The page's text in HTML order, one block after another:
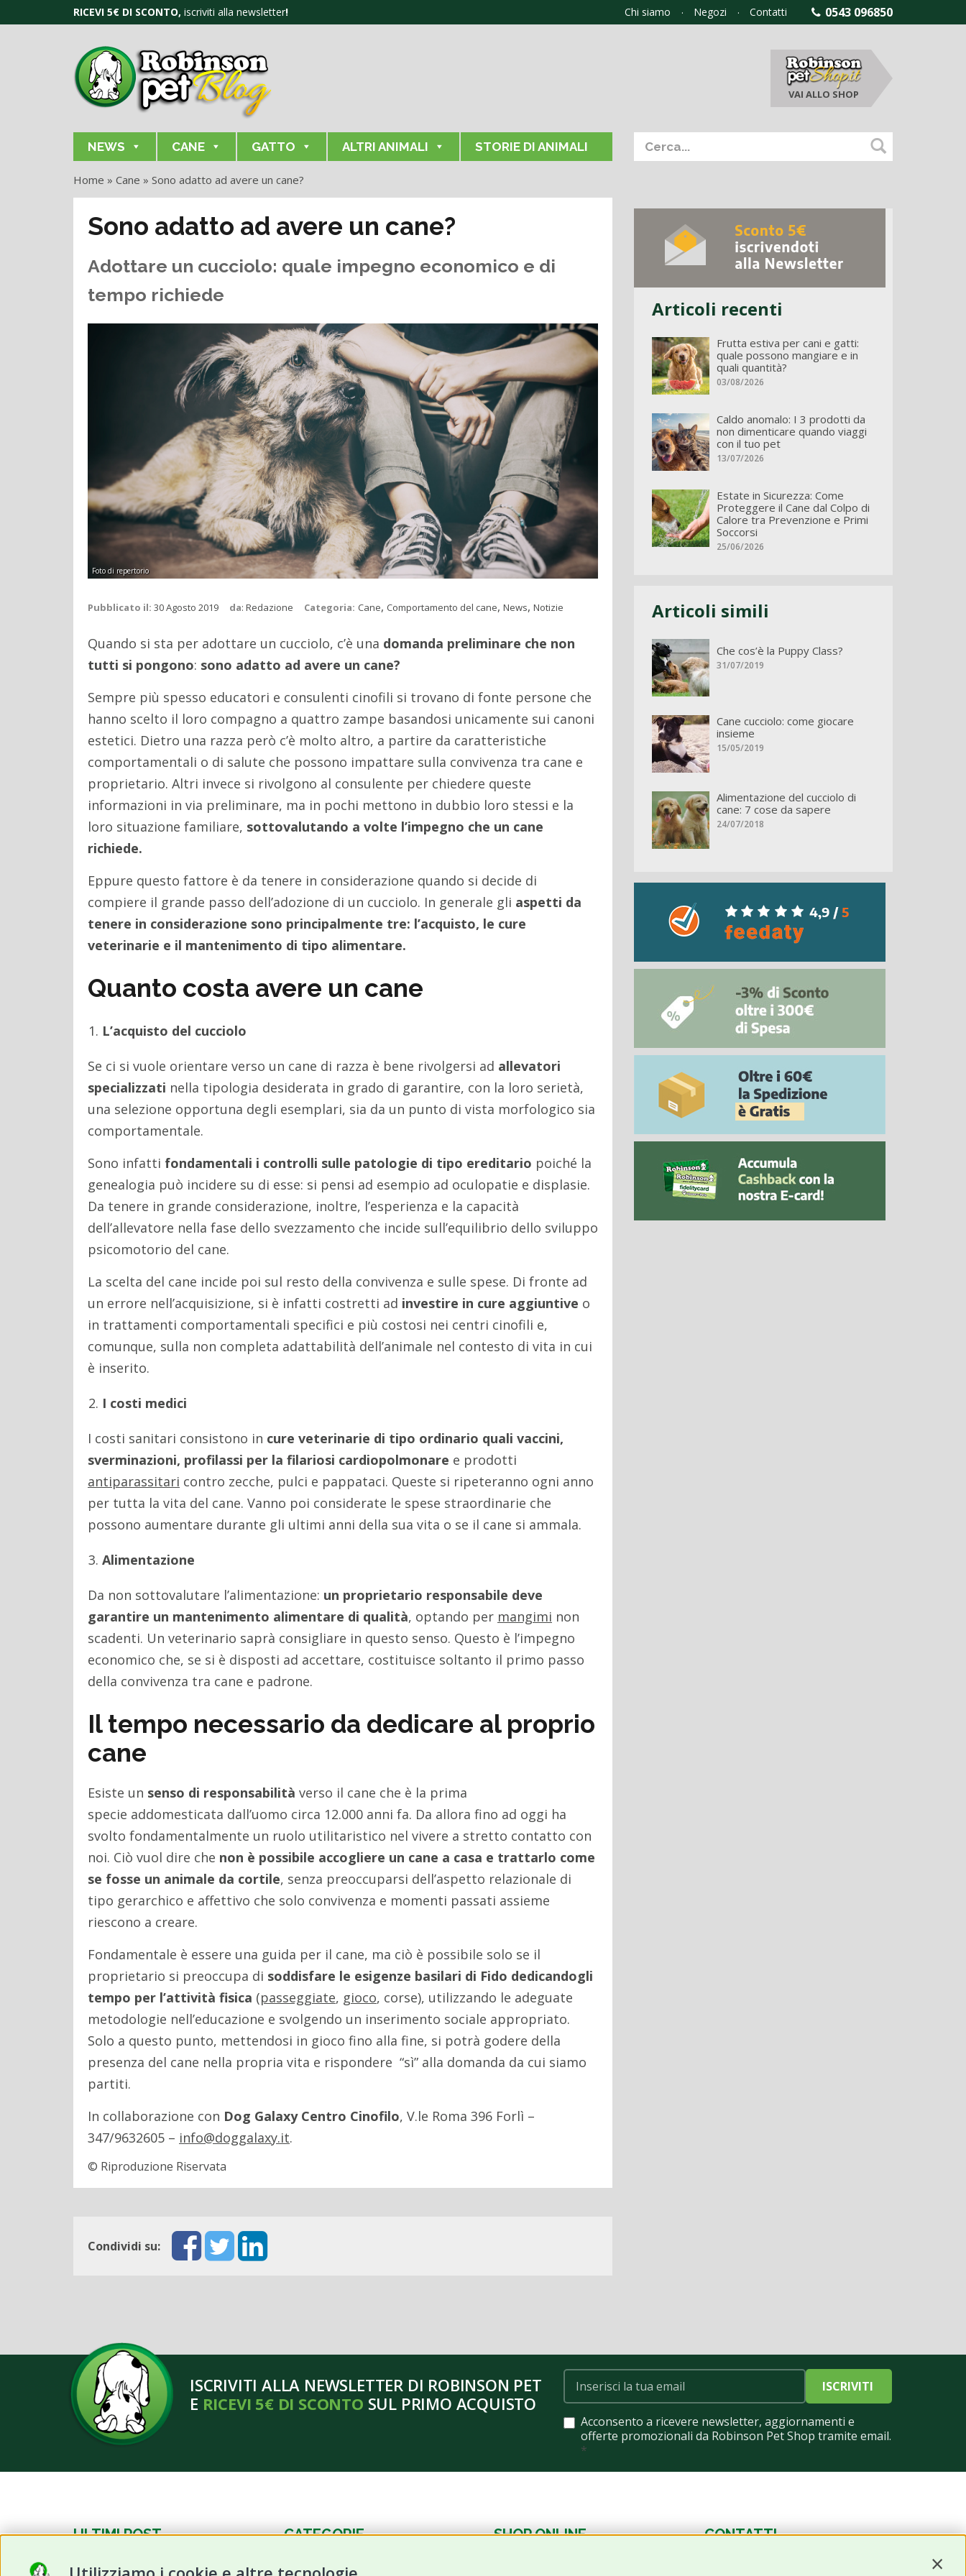
RICEVI 5€ DI SCONTO, iscriviti alla newsletter! Chi siamo Negozi Contatti 0543 096850
VAI ALLO SHOP
NEWS CANE GATTO ALTRI ANIMALI STORIE DI ANIMALI
Home » Cane » Sono adatto ad avere un cane?
Sono adatto ad avere un cane?
Adottare un cucciolo: quale impegno economico e di
tempo richiede
Foto di repertorio
Pubblicato il: 30 Agosto 2019 da: Redazione Categoria: Cane, Comportamento del cane, News, Notizie
Quando si sta per adottare un cucciolo, c’è una domanda preliminare che non
tutti si pongono: sono adatto ad avere un cane?
Sempre più spesso educatori e consulenti cinofili si trovano di fonte persone che
hanno scelto il loro compagno a quattro zampe basandosi unicamente sui canoni
estetici. Dietro una razza però c’è molto altro, a partire da caratteristiche
comportamentali o di salute che possono impattare sulla convivenza tra cane e
proprietario. Altri invece si rivolgono al consulente per chiedere queste
informazioni in via preliminare, ma in pochi mettono in dubbio loro stessi e la
loro situazione familiare, sottovalutando a volte l’impegno che un cane
richiede.
Eppure questo fattore è da tenere in considerazione quando si decide di
compiere il grande passo dell’adozione di un cucciolo. In generale gli aspetti da
tenere in considerazione sono principalmente tre: l’acquisto, le cure
veterinarie e il mantenimento di tipo alimentare.
Quanto costa avere un cane
L’acquisto del cucciolo
Se ci si vuole orientare verso un cane di razza è bene rivolgersi ad allevatori
specializzati nella tipologia desiderata in grado di garantire, con la loro serietà,
una selezione opportuna degli esemplari, sia da un punto di vista morfologico sia
comportamentale.
Sono infatti fondamentali i controlli sulle patologie di tipo ereditario poiché la
genealogia può incidere su di esse: si pensi ad esempio ad oculopatie e displasie.
Da tenere in grande considerazione, inoltre, l’esperienza e la capacità
dell’allevatore nella fase dello svezzamento che incide sull’equilibrio dello sviluppo
psicomotorio del cane.
La scelta del cane incide poi sul resto della convivenza e sulle spese. Di fronte ad
un errore nell’acquisizione, si è infatti costretti ad investire in cure aggiuntive o
in trattamenti comportamentali specifici e più costosi nei centri cinofili e,
comunque, sulla non completa adattabilità dell’animale nel contesto di vita in cui
è inserito.
I costi medici
I costi sanitari consistono in cure veterinarie di tipo ordinario quali vaccini,
sverminazioni, profilassi per la filariosi cardiopolmonare e prodotti
antiparassitari contro zecche, pulci e pappataci. Queste si ripeteranno ogni anno
per tutta la vita del cane. Vanno poi considerate le spese straordinarie che
possono aumentare durante gli ultimi anni della sua vita o se il cane si ammala.
Alimentazione
Da non sottovalutare l’alimentazione: un proprietario responsabile deve
garantire un mantenimento alimentare di qualità, optando per mangimi non
scadenti. Un veterinario saprà consigliare in questo senso. Questo è l’impegno
economico che, se si è disposti ad accettare, costituisce soltanto il primo passo
della convivenza tra cane e padrone.
Il tempo necessario da dedicare al proprio
cane
Esiste un senso di responsabilità verso il cane che è la prima
specie addomesticata dall’uomo circa 12.000 anni fa. Da allora fino ad oggi ha
svolto fondamentalmente un ruolo utilitaristico nel vivere a stretto contatto con
noi. Ciò vuol dire che non è possibile accogliere un cane a casa e trattarlo come
se fosse un animale da cortile, senza preoccuparsi dell’aspetto relazionale di
tipo gerarchico e affettivo che solo convivenza e momenti passati assieme
riescono a creare.
Fondamentale è essere una guida per il cane, ma ciò è possibile solo se il
proprietario si preoccupa di soddisfare le esigenze basilari di Fido dedicandogli
tempo per l’attività fisica (passeggiate, gioco, corse), utilizzando le adeguate
metodologie nell’educazione e svolgendo un inserimento sociale appropriato.
Solo a questo punto, mettendosi in gioco fino alla fine, si potrà godere della
presenza del cane nella propria vita e rispondere “sì” alla domanda da cui siamo
partiti.
In collaborazione con Dog Galaxy Centro Cinofilo, V.le Roma 396 Forlì –
347/9632605 – info@doggalaxy.it.
© Riproduzione Riservata
Condividi su:
Articoli recenti
Frutta estiva per cani e gatti:
quale possono mangiare e in
quali quantità?
03/08/2026
Caldo anomalo: I 3 prodotti da
non dimenticare quando viaggi
con il tuo pet
13/07/2026
Estate in Sicurezza: Come
Proteggere il Cane dal Colpo di
Calore tra Prevenzione e Primi
Soccorsi
25/06/2026
Articoli simili
Che cos’è la Puppy Class?
31/07/2019
Cane cucciolo: come giocare
insieme
15/05/2019
Alimentazione del cucciolo di
cane: 7 cose da sapere
24/07/2018
ISCRIVITI ALLA NEWSLETTER DI ROBINSON PET
E RICEVI 5€ DI SCONTO SUL PRIMO ACQUISTO
ISCRIVITI
Acconsento a ricevere newsletter, aggiornamenti e
offerte promozionali da Robinson Pet Shop tramite email.
*
ULTIMI POST CATEGORIE SHOP ONLINE CONTATTI